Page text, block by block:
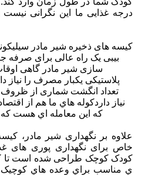
درجه غذایی ما این نگرانی نیست
کیسه های ذخیره شیر مادر
بیبی یک راه عالی برای صرفه
سازی شیر مادر گاهی
پلاستیکی یکبار مصرف را نیاز
تعداد انگشت شماری از ظروف
نیاز داردکوله هاي ما هم از
که اين معامله اي هست که
علاوه بر نگهداری شیر مادر،
خاص برای نگهداری پوری های
کودک کوچک طراحی شده است تا
ي مناسب براي وعده هاي کوچيک